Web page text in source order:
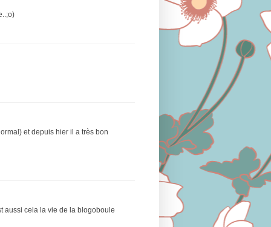
et depuis hier il a très bon
aussi cela la vie de la blogoboule